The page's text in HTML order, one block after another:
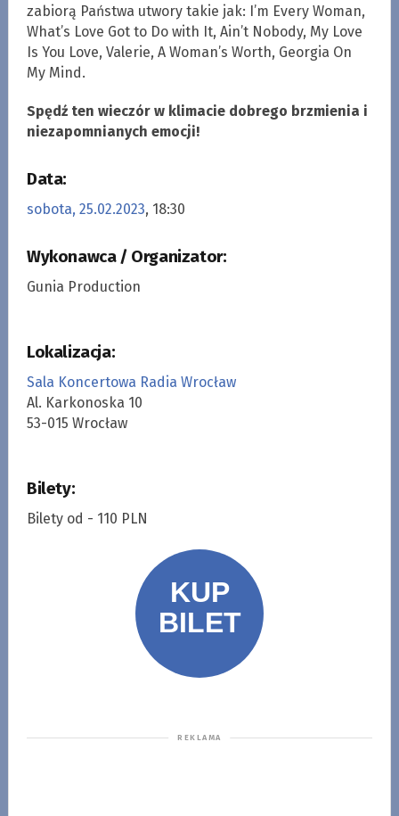
zabiorą Państwa utwory takie jak: I’m Every Woman,
What’s Love Got to Do with It, Ain’t Nobody, My Love
Is You Love, Valerie, A Woman’s Worth, Georgia On
My Mind.
Spędź ten wieczór w klimacie dobrego brzmienia i
niezapomnianych emocji!
Data:
sobota, 25.02.2023, 18:30
Wykonawca / Organizator:
Gunia Production
Lokalizacja:
Sala Koncertowa Radia Wrocław
Al. Karkonoska 10
53-015 Wrocław
Bilety:
Bilety od - 110 PLN